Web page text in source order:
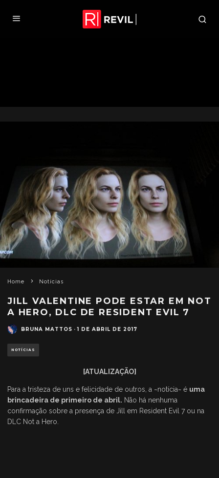
Home Notícias
JILL VALENTINE PODE ESTAR EM NOT
A HERO, DLC DE RESIDENT EVIL 7
BRUNA MATTOS · 1 DE ABRIL DE 2017
NOTÍCIAS
[ATUALIZAÇÃO]
Para a tristeza de uns e felicidade de outros, a ~notícia~ é uma
brincadeira de primeiro de abril. Não há nenhuma
confirmação sobre a presença de Jill em Resident Evil 7 ou na
DLC Not a Hero.